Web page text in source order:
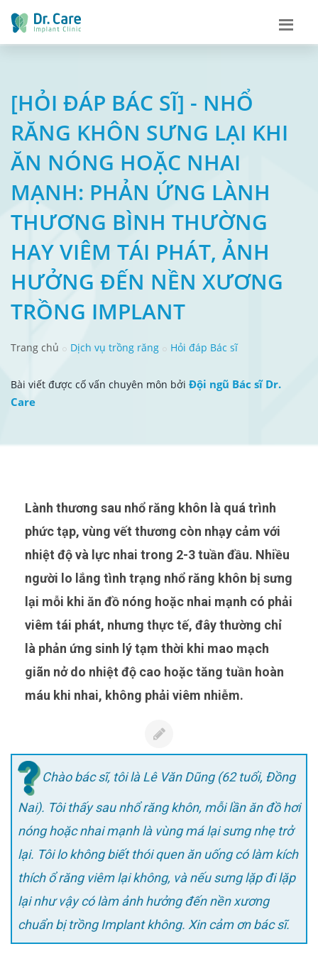
[HỎI ĐÁP BÁC SĨ] - NHỔ
RĂNG KHÔN SƯNG LẠI KHI
ĂN NÓNG HOẶC NHAI
MẠNH: PHẢN ỨNG LÀNH
THƯƠNG BÌNH THƯỜNG
HAY VIÊM TÁI PHÁT, ẢNH
HƯỞNG ĐẾN NỀN XƯƠNG
TRỒNG IMPLANT
Trang chủ Dịch vụ trồng răng Hỏi đáp Bác sĩ
Bài viết được cố vấn chuyên môn bởi Đội ngũ Bác sĩ Dr.
Care
Lành thương sau nhổ răng khôn là quá trình
phức tạp, vùng vết thương còn nhạy cảm với
nhiệt độ và lực nhai trong 2-3 tuần đầu. Nhiều
người lo lắng tình trạng nhổ răng khôn bị sưng
lại mỗi khi ăn đồ nóng hoặc nhai mạnh có phải
viêm tái phát, nhưng thực tế, đây thường chỉ
là phản ứng sinh lý tạm thời khi mao mạch
giãn nở do nhiệt độ cao hoặc tăng tuần hoàn
máu khi nhai, không phải viêm nhiễm.
Chào bác sĩ, tôi là Lê Văn Dũng (62 tuổi, Đồng
Nai). Tôi thấy sau nhổ răng khôn, mỗi lần ăn đồ hơi
nóng hoặc nhai mạnh là vùng má lại sưng nhẹ trở
lại. Tôi lo không biết thói quen ăn uống có làm kích
thích ổ răng viêm lại không, và nếu sưng lặp đi lặp
lại như vậy có làm ảnh hưởng đến nền xương
chuẩn bị trồng Implant không. Xin cảm ơn bác sĩ.